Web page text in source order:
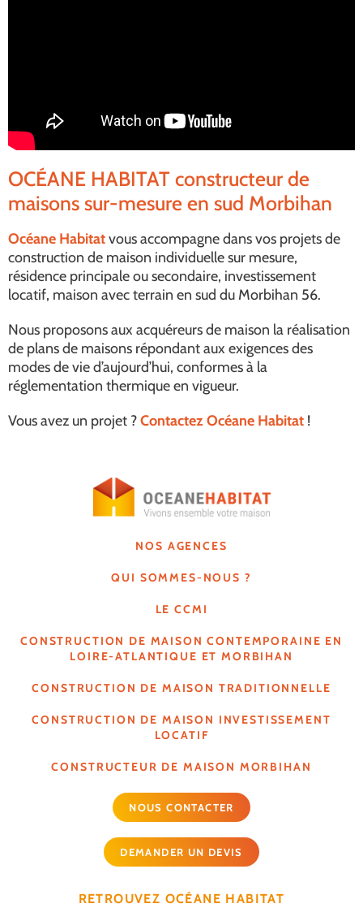
OCÉANE HABITAT constructeur de
maisons sur-mesure en sud Morbihan
Océane Habitatvous accompagne dans vos projets de
construction de maison individuelle sur mesure,
résidence principale ou secondaire, investissement
locatif, maison avec terrain en sud du Morbihan 56.
Nous proposons aux acquéreurs de maison la réalisation
de plans de maisons répondant aux exigences des
modes de vie d’aujourd’hui, conformes à la
réglementation thermique en vigueur.
Vous avez un projet ?Contactez Océane Habitat !
NOS AGENCES
QUI SOMMES-NOUS ?
LE CCMI
CONSTRUCTION DE MAISON CONTEMPORAINE EN
LOIRE-ATLANTIQUE ET MORBIHAN
CONSTRUCTION DE MAISON TRADITIONNELLE
CONSTRUCTION DE MAISON INVESTISSEMENT
LOCATIF
CONSTRUCTEUR DE MAISON MORBIHAN
NOUS CONTACTER
DEMANDER UN DEVIS
RETROUVEZ OCÉANE HABITAT